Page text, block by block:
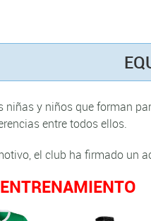
niñas y niños que forman
entre todos ellos.
el club ha firmado un